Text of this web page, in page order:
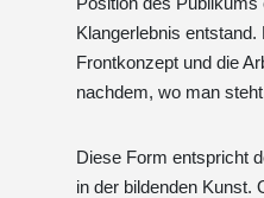
Klangerlebnis entstand.
Frontkonzept und die
nachdem, wo man
Diese Form entspricht
in der bildenden Kunst.